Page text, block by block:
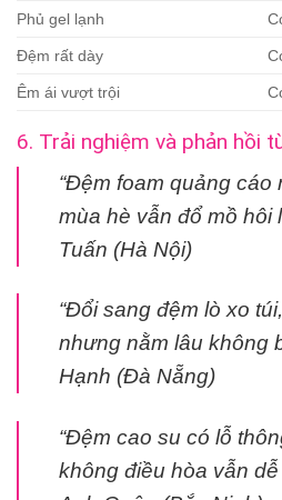
Phủ gel lạnh
Đệm rất dày
Êm ái vượt trội
6. Trải nghiệm và phản hồi
“Đệm foam quảng cáo
mùa hè vẫn đổ mồ hôi
Tuấn (Hà Nội)
“Đổi sang đệm lò xo
nhưng nằm lâu không
Hạnh (Đà Nẵng)
“Đệm cao su có lỗ
không điều hòa vẫn